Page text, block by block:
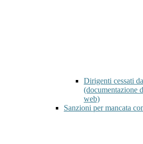
Dirigenti cessati
(documentazione
web)
Sanzioni per mancata